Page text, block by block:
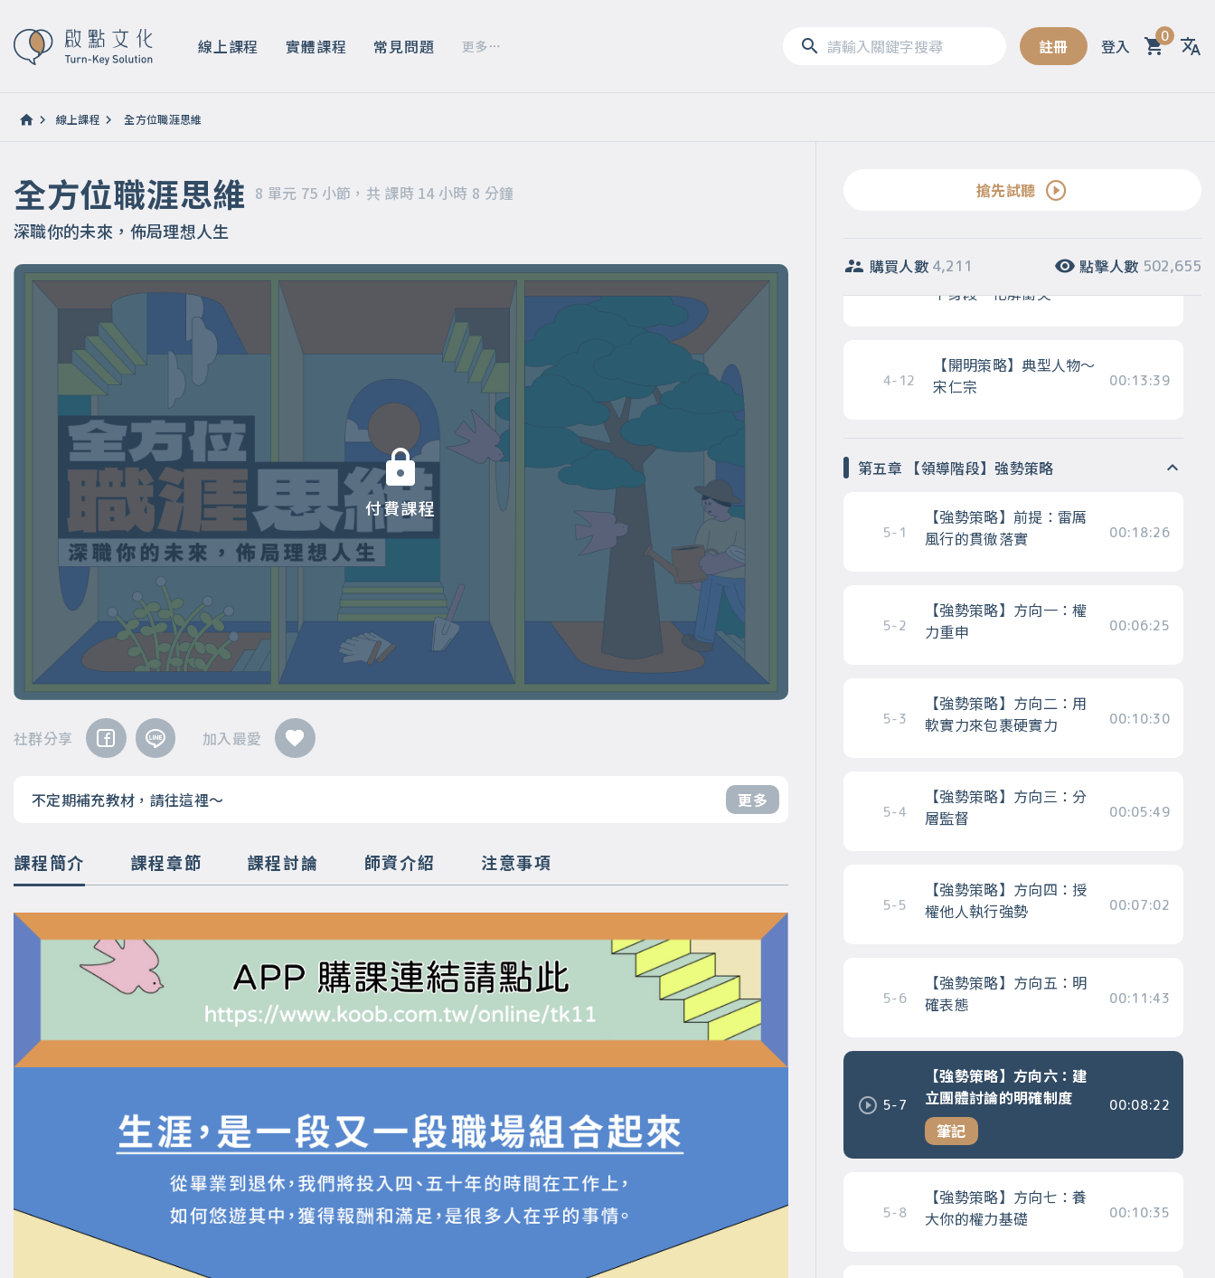
線上課程 實體課程 常見問題 更多 註冊 登入 0
8 單元 75 小節，共 課時 14 小時 8 分鐘
線上課程 全方位職涯思維
全方位職涯思維 8 單元 75 小節，共 課時 14 小時 8 分鐘
深職你的未來，佈局理想人生
付費課程
不定期補充教材，請往這裡～ 更多
社群分享 加入最愛
課程簡介 課程章節 課程討論 師資介紹 注意事項
搶先試聽
購買人數 4,211 點擊人數 502,655
【開明策略】方向九：對
細節與不一致充滿好奇心
【開明策略】方向十：放
下身段、化解衝突
4-12
【開明策略】典型人物～
宋仁宗
00:13:39
第五章 【領導階段】強勢策略
5-1
【強勢策略】前提：雷厲
風行的貫徹落實
00:18:26
5-2
【強勢策略】方向一：權
力重申
00:06:25
5-3
【強勢策略】方向二：用
軟實力來包裹硬實力
00:10:30
5-4
【強勢策略】方向三：分
層監督
00:05:49
5-5
【強勢策略】方向四：授
權他人執行強勢
00:07:02
5-6
【強勢策略】方向五：明
確表態
00:11:43
5-7
【強勢策略】方向六：建
立團體討論的明確制度
筆記
00:08:22
5-8
【強勢策略】方向七：養
大你的權力基礎
00:10:35